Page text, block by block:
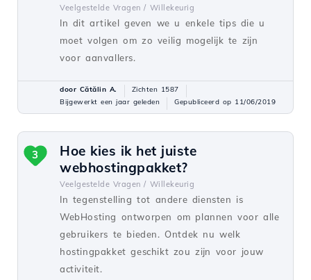
Veelgestelde Vragen / Willekeurig
In dit artikel geven we u enkele tips die u
moet volgen om zo veilig mogelijk te zijn
voor aanvallers.
door Cătălin A.
Zichten 1587
Bijgewerkt een jaar geleden
Gepubliceerd op 11/06/2019
Hoe kies ik het juiste
webhostingpakket?
Veelgestelde Vragen / Willekeurig
In tegenstelling tot andere diensten is
WebHosting ontworpen om plannen voor alle
gebruikers te bieden. Ontdek nu welk
hostingpakket geschikt zou zijn voor jouw
activiteit.
3